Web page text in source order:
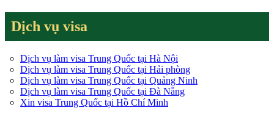
Dịch vụ visa
Dịch vụ làm visa Trung Quốc tại Hà Nội
Dịch vụ làm visa Trung Quốc tại Hải phòng
Dịch vụ làm visa Trung Quốc tại Quảng Ninh
Dịch vụ làm visa Trung Quốc tại Đà Nẵng
Xin visa Trung Quốc tại Hồ Chí Minh